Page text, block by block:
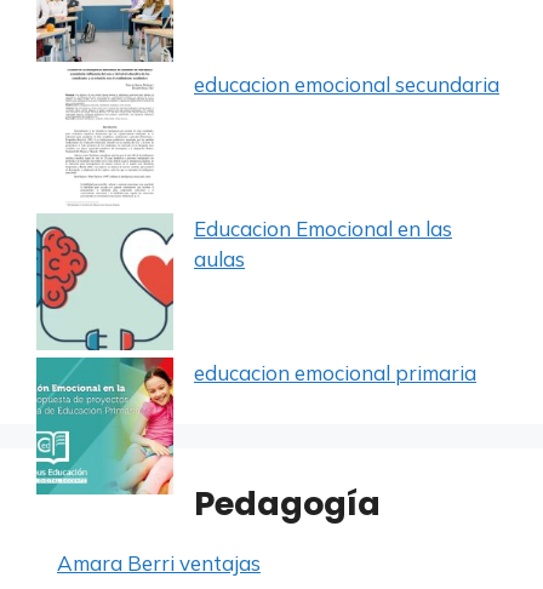
educacion emocional secundaria
Educacion Emocional en las
aulas
educacion emocional primaria
Pedagogía
Amara Berri ventajas